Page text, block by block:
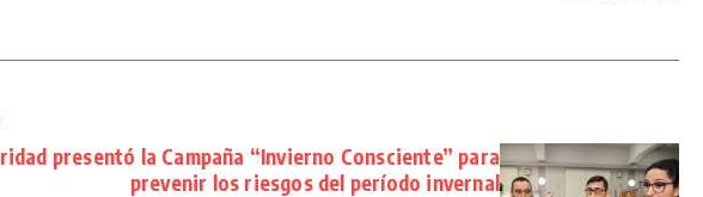
presentó la Campaña “Invierno Consciente” para
prevenir los riesgos del período invernal